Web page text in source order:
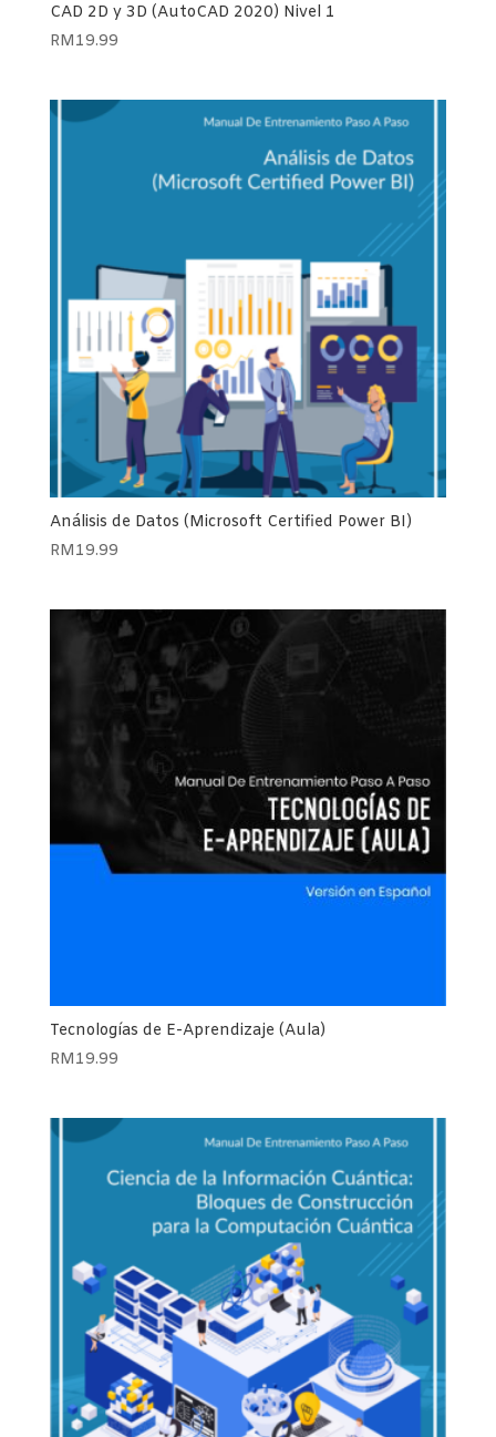
CAD 2D y 3D (AutoCAD 2020) Nivel 1
RM19.99
Análisis de Datos (Microsoft Certified Power BI)
RM19.99
Tecnologías de E-Aprendizaje (Aula)
RM19.99